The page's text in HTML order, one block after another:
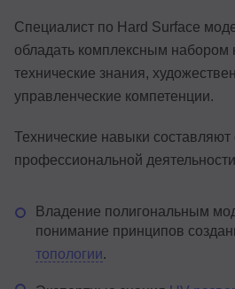
Специалист по Hard Surface
обладать комплексным
технические знания,
управленческие компетенции.
Технические навыки составляют
профессиональной
Владение полигональным
понимание принципов
топологии.